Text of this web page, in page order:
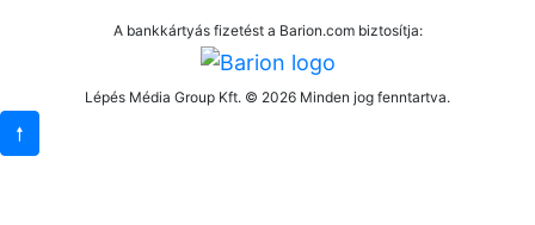
A bankkártyás fizetést a Barion.com biztosítja:
Lépés Média Group Kft. © 2026 Minden jog fenntartva.
🠕